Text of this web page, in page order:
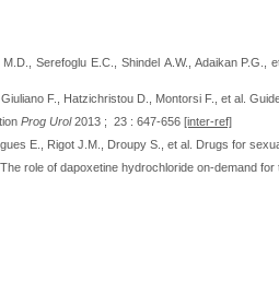
Serefoglu E.C., Shindel A.W., Adaikan
F., Hatzichristou D., Montorsi F., et al.
Prog Urol2013 ; 23 : 647-656 [inter-ref]
E., Rigot J.M., Droupy S., et al. Drugs for
role of dapoxetine hydrochloride on-demand